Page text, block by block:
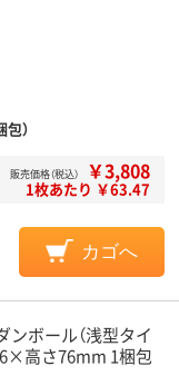
）
販売価格（税込） ￥3,808
1枚あたり ￥63.47
カゴへ
ンボール（浅型タイ
高さ76mm 1梱包